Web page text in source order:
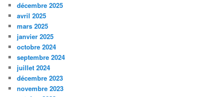
décembre 2025
avril 2025
mars 2025
janvier 2025
octobre 2024
septembre 2024
juillet 2024
décembre 2023
novembre 2023